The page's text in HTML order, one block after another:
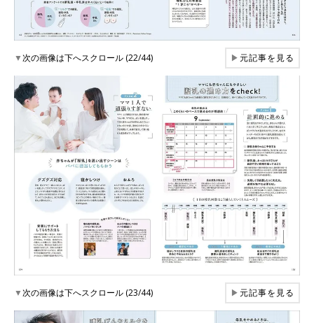
▼次の画像は下へスクロール (22/44) ▶元記事を見る
▼次の画像は下へスクロール (23/44) ▶元記事を見る